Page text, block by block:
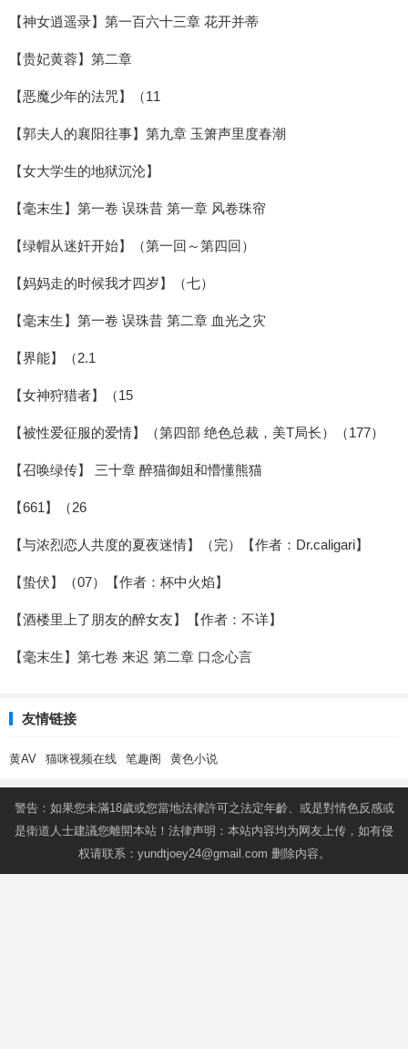
【神女逍遥录】第一百六十三章 花开并蒂
【贵妃黄蓉】第二章
【恶魔少年的法咒】（11
【郭夫人的襄阳往事】第九章 玉箫声里度春潮
【女大学生的地狱沉沦】
【毫末生】第一卷 误珠昔 第一章 风卷珠帘
【绿帽从迷奸开始】（第一回～第四回）
【妈妈走的时候我才四岁】（七）
【毫末生】第一卷 误珠昔 第二章 血光之灾
【界能】（2.1
【女神狩猎者】（15
【被性爱征服的爱情】（第四部 绝色总裁，美T局长）（177）
【召唤绿传】 三十章 醉猫御姐和懵懂熊猫
【661】（26
【与浓烈恋人共度的夏夜迷情】（完）【作者：Dr.caligari】
【蛰伏】（07）【作者：杯中火焰】
【酒楼里上了朋友的醉女友】【作者：不详】
【毫末生】第七卷 来迟 第二章 口念心言
友情链接
黄AV 猫咪视频在线 笔趣阁 黄色小说
警告：如果您未滿18歲或您當地法律許可之法定年齡、或是對情色反感或
是衛道人士建議您離開本站！法律声明：本站内容均为网友上传，如有侵
权请联系： yundtjoey24@gmail.com 删除内容。